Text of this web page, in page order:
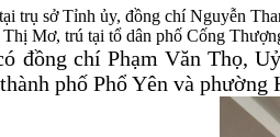
trụ sở Tỉnh ủy, đồng chí Nguyễn
Mơ, trú tại tổ dân phố Cống
đồng chí Phạm Văn Thọ,
phố Phổ Yên và phường